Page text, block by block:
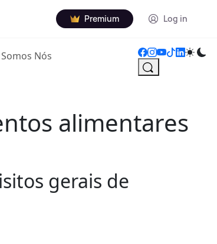
Premium Log in
Somos Nós
alimentares
gerais de